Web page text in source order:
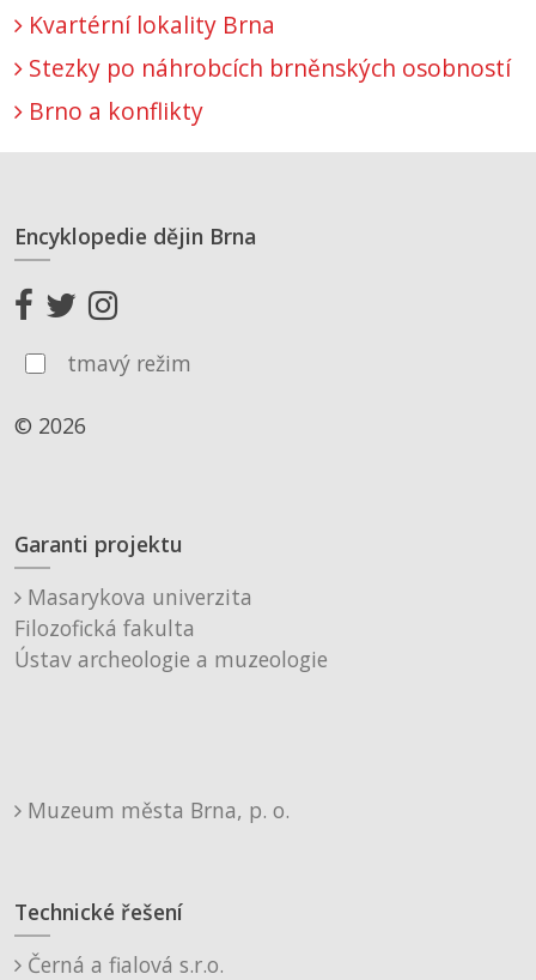
Kvartérní lokality Brna
Stezky po náhrobcích brněnských osobností
Brno a konflikty
Encyklopedie dějin Brna
tmavý režim
© 2026
Garanti projektu
Masarykova univerzita
Filozofická fakulta
Ústav archeologie a muzeologie
Muzeum města Brna, p. o.
Technické řešení
Černá a fialová s.r.o.